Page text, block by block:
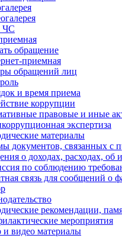
ЧС
обращение
приемная
обращений лиц
и время приема
коррупции
правовые и иные
экспертиза
материалы
документов, связанных с
о доходах, расходах, об
по соблюдению
связь для сообщений о
рекомендации,
мероприятия
и видео материалы